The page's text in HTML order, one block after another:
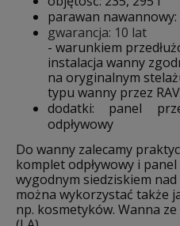
parawan nawannowy:
gwarancja: 10 lat
- warunkiem
instalacja wanny
na oryginalnym
typu wanny przez
dodatki: panel
odpływowy
Do wanny zalecamy
komplet odpływowy i
wygodnym siedziskiem
można wykorzystać także
np. kosmetyków. Wanna